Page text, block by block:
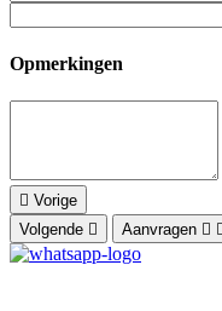
Opmerkingen
Vorige
Volgende
Aanvragen